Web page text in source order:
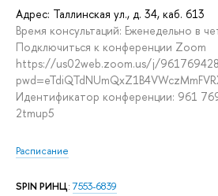
Адрес: Таллинская ул., д. 34, каб. 613
Время консультаций: Еженедельно в
Подключиться к конференции Zoom
https://us02web.zoom.us/j/
Идентификатор конференции: 961
2tmup5
Расписание
SPIN РИНЦ:7553-6839